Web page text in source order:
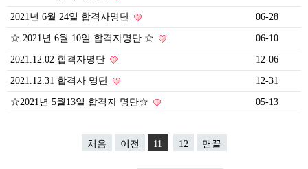
2021년 6월 24일 합격자명단 06-28
☆ 2021년 6월 10일 합격자명단 ☆ 06-10
2021.12.02 합격자명단 12-06
2021.12.31 합격자 명단 12-31
☆2021년 5월13일 합격자 명단☆ 05-13
처음 이전 11 12 맨끝